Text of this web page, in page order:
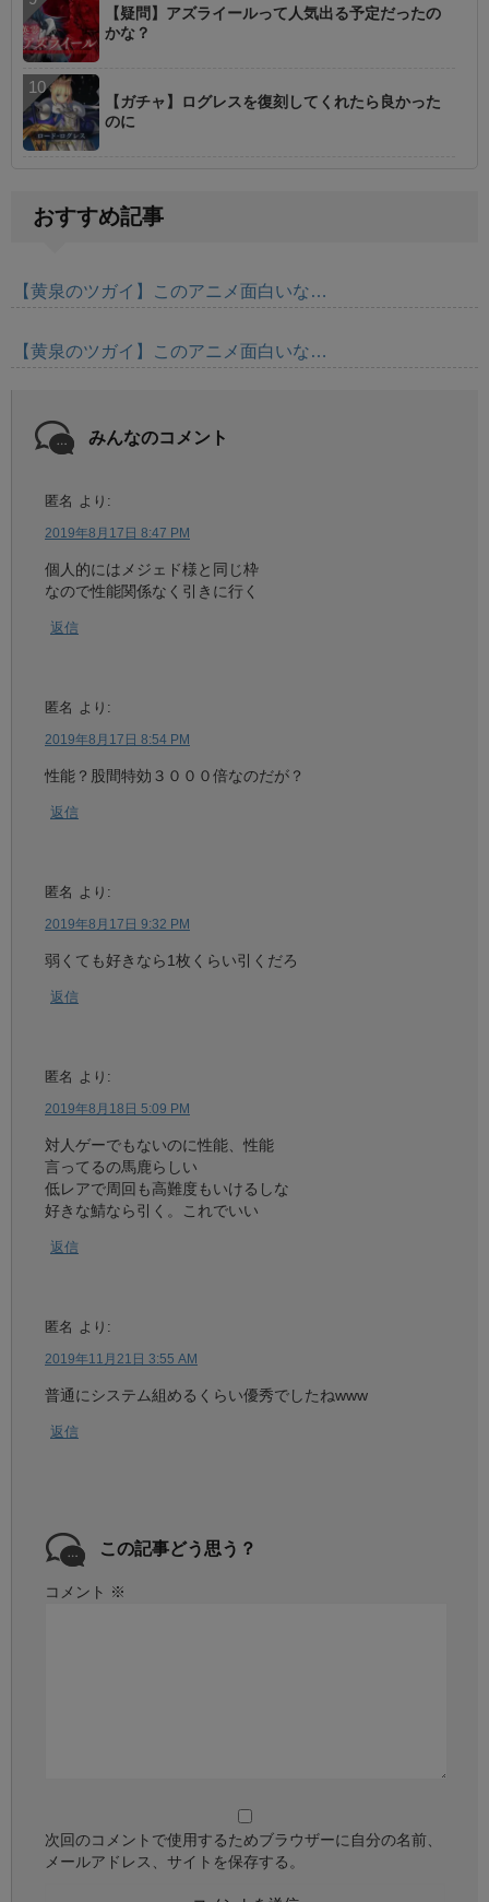
【疑問】アズライールって人気出る予定だったの
かな？
【ガチャ】ログレスを復刻してくれたら良かった
のに
おすすめ記事
【黄泉のツガイ】このアニメ面白いな…
【黄泉のツガイ】このアニメ面白いな…
みんなのコメント
匿名 より:
2019年8月17日 8:47 PM
個人的にはメジェド様と同じ枠
なので性能関係なく引きに行く
返信
匿名 より:
2019年8月17日 8:54 PM
性能？股間特効３０００倍なのだが？
返信
匿名 より:
2019年8月17日 9:32 PM
弱くても好きなら1枚くらい引くだろ
返信
匿名 より:
2019年8月18日 5:09 PM
対人ゲーでもないのに性能、性能
言ってるの馬鹿らしい
低レアで周回も高難度もいけるしな
好きな鯖なら引く。これでいい
返信
匿名 より:
2019年11月21日 3:55 AM
普通にシステム組めるくらい優秀でしたねwww
返信
この記事どう思う？
コメント ※
次回のコメントで使用するためブラウザーに自分の名前、
メールアドレス、サイトを保存する。